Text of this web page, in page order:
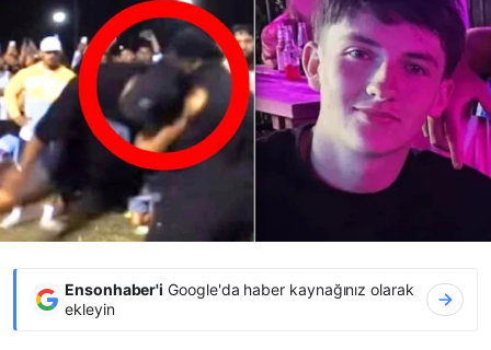
Ensonhaber'i Google'da haber kaynağınız olarak
ekleyin